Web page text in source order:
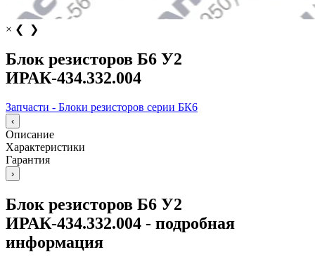
× ❮ ❯
Блок резисторов Б6 У2
ИРАК-434.332.004
Запчасти - Блоки резисторов серии БК6
‹
Описание
Характеристики
Гарантия
›
Блок резисторов Б6 У2
ИРАК-434.332.004 - подробная
информация